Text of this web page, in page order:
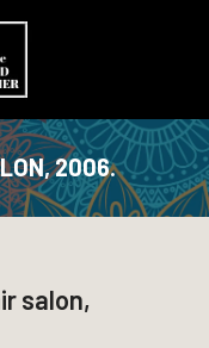
2006.
salon,